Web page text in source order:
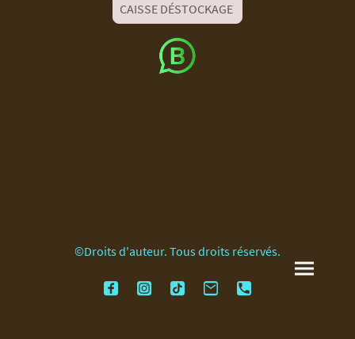
CAISSE DÉSTOCKAGE
©Droits d'auteur. Tous droits réservés.